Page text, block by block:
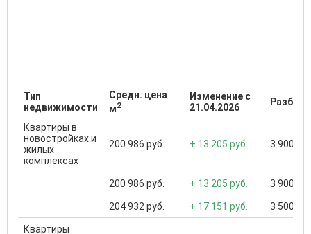
Тип
недвижимости
Средн. цена
м2
Изменение с
21.04.2026
Квартиры в
новостройках и
жилых
комплексах
200 986 руб. + 13 205 руб. 3 900
200 986 руб. + 13 205 руб. 3 900
204 932 руб. + 17 151 руб. 3 500
Квартиры